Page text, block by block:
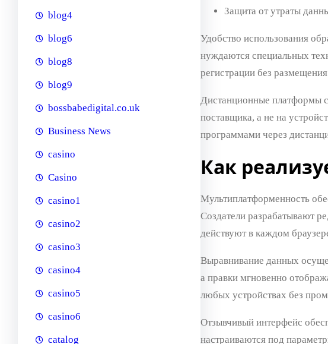
blog4
blog6
blog8
blog9
bossbabedigital.co.uk
Business News
casino
Casino
casino1
casino2
casino3
casino4
casino5
casino6
catalog
Защита от утраты
Удобство использования
нуждаются специальных
регистрации без
Дистанционные платформы
поставщика, а не на
программами через
Как
Мультиплатформенность
Создатели разрабатывают
действуют в каждом
Выравнивание данных
а правки мгновенно
любых устройствах без
Отзывчивый интерфейс
настраиваются под